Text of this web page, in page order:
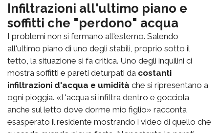
Infiltrazioni all'ultimo piano e
soffitti che "perdono" acqua
I problemi non si fermano all'esterno. Salendo
all'ultimo piano di uno degli stabili, proprio sotto il
tetto, la situazione si fa critica. Uno degli inquilini ci
mostra soffitti e pareti deturpati da costanti
infiltrazioni d'acqua e umidità che si ripresentano a
ogni pioggia. «L'acqua si infiltra dentro e gocciola
anche sul letto dove dorme mio figlio» racconta
esasperato il residente mostrando i video di quello che